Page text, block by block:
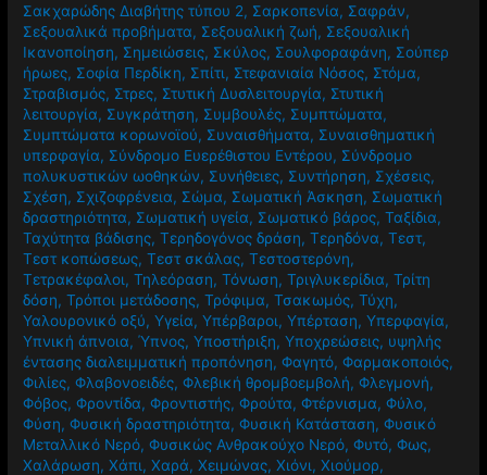
Σακχαρώδης Διαβήτης τύπου 2, Σαρκοπενία, Σαφράν,
Σεξουαλικά προβήματα, Σεξουαλική ζωή, Σεξουαλική
Ικανοποίηση, Σημειώσεις, Σκύλος, Σουλφοραφάνη, Σούπερ
ήρωες, Σοφία Περδίκη, Σπίτι, Στεφανιαία Νόσος, Στόμα,
Στραβισμός, Στρες, Στυτική Δυσλειτουργία, Στυτική
λειτουργία, Συγκράτηση, Συμβουλές, Συμπτώματα,
Συμπτώματα κορωνοϊού, Συναισθήματα, Συναισθηματική
υπερφαγία, Σύνδρομο Ευερέθιστου Εντέρου, Σύνδρομο
πολυκυστικών ωοθηκών, Συνήθειες, Συντήρηση, Σχέσεις,
Σχέση, Σχιζοφρένεια, Σώμα, Σωματική Άσκηση, Σωματική
δραστηριότητα, Σωματική υγεία, Σωματικό βάρος,Ταξίδια,
Ταχύτητα βάδισης,Τερηδογόνος δράση,Τερηδόνα,Τεστ,
Τεστ κοπώσεως,Τεστ σκάλας,Τεστοστερόνη,
Τετρακέφαλοι,Τηλεόραση,Τόνωση,Τριγλυκερίδια,Τρίτη
δόση,Τρόποι μετάδοσης,Τρόφιμα,Τσακωμός,Τύχη,
Υαλουρονικό οξύ,Υγεία,Υπέρβαροι,Υπέρταση,Υπερφαγία,
Υπνική άπνοια,Ύπνος,Υποστήριξη,Υποχρεώσεις, υψηλής
έντασης διαλειμματική προπόνηση,Φαγητό,Φαρμακοποιός,
Φιλίες,Φλαβονοειδές,Φλεβική θρομβοεμβολή,Φλεγμονή,
Φόβος,Φροντίδα,Φροντιστής,Φρούτα,Φτέρνισμα,Φύλο,
Φύση,Φυσική δραστηριότητα,Φυσική Κατάσταση,Φυσικό
Μεταλλικό Νερό,Φυσικώς Ανθρακούχο Νερό,Φυτό,Φως,
Χαλάρωση,Χάπι,Χαρά,Χειμώνας,Χιόνι,Χιούμορ,